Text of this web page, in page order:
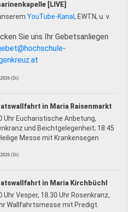
[LIVE]
YouTube-Kanal, EWTN, u. v.
Sie uns Ihr Gebetsanliegen
(Di)
in Maria Raisenmarkt
Uhr Eucharistische Anbetung,
und Beichtgelegenheit; 18:45
Messe mit Krankensegen
(Di)
in Maria Kirchbüchl
Uhr Vesper, 18.30 Uhr Rosenkranz,
Wallfahrtsmesse mit Predigt.